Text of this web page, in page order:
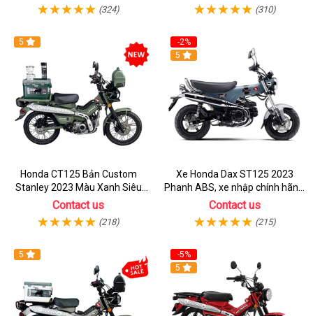
(324) (310)
5
Honda CT125 Bản Custom
Stanley 2023 Màu Xanh Siêu
Chất
Contact us
(218)
-2%
5
Xe Honda Dax ST125 2023
Phanh ABS, xe nhập chính hãng,
bán online giá rẻ
Contact us
(215)
5
-5%
5